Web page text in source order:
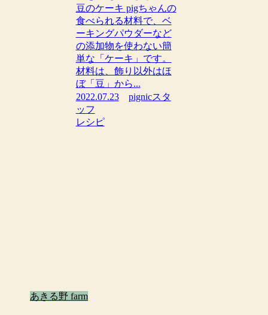
豆のケーキ pigちゃんの
食べられる材料で、ベ
ーキングパウダーなど
の添加物を使わない簡
単な「ケーキ」です。
材料は、飾り以外はほ
ぼ「豆」から...
2022.07.23
pignicスタ
ッフ
レシピ
あきる野 farm